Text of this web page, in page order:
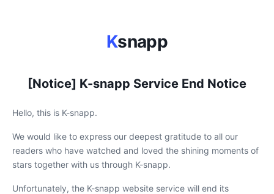
Ksnapp
[Notice] K-snapp Service End Notice
Hello, this is K-snapp.
We would like to express our deepest gratitude to all our
readers who have watched and loved the shining moments of
stars together with us through K-snapp.
Unfortunately, the K-snapp website service will end its